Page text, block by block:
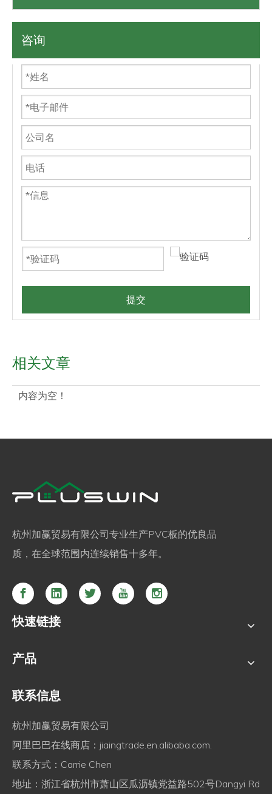
咨询
提交
相关文章
内容为空！
杭州加赢贸易有限公司专业生产PVC板的优良品
质，在全球范围内连续销售十多年。
快速链接
产品
联系信息
杭州加赢贸易有限公司
阿里巴巴在线商店： jiaingtrade.en.alibaba.com.
联系方式：Carrie Chen
地址：浙江省杭州市萧山区瓜沥镇党益路502号Dangyi Rd